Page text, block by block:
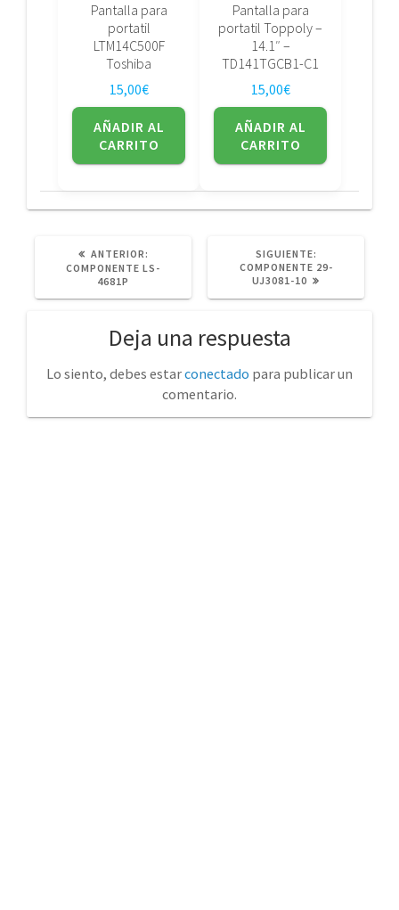
Pantalla para
portatil
LTM14C500F
Toshiba
15,00€
AÑADIR AL
CARRITO
Pantalla para
portatil Toppoly –
14.1″ –
TD141TGCB1-C1
15,00€
AÑADIR AL
CARRITO
ANTERIOR:
ANTERIOR:
COMPONENTE LS-
4681P
SIGUIENTE:
POST:
COMPONENTE 29-
UJ3081-10
Deja una respuesta
Lo siento, debes estarconectado para publicar un
comentario.